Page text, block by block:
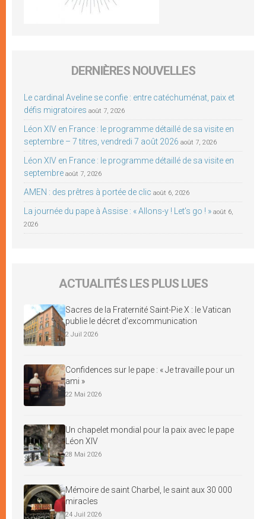
DERNIÈRES NOUVELLES
Le cardinal Aveline se confie : entre catéchuménat, paix et
défis migratoires août 7, 2026
Léon XIV en France : le programme détaillé de sa visite en
septembre – 7 titres, vendredi 7 août 2026 août 7, 2026
Léon XIV en France : le programme détaillé de sa visite en
septembre août 7, 2026
AMEN : des prêtres à portée de clic août 6, 2026
La journée du pape à Assise : « Allons-y ! Let’s go ! » août 6,
2026
ACTUALITÉS LES PLUS LUES
Sacres de la Fraternité Saint-Pie X : le Vatican
publie le décret d’excommunication
2 Juil 2026
Confidences sur le pape : « Je travaille pour un
ami »
22 Mai 2026
Un chapelet mondial pour la paix avec le pape
Léon XIV
28 Mai 2026
Mémoire de saint Charbel, le saint aux 30 000
miracles
24 Juil 2026